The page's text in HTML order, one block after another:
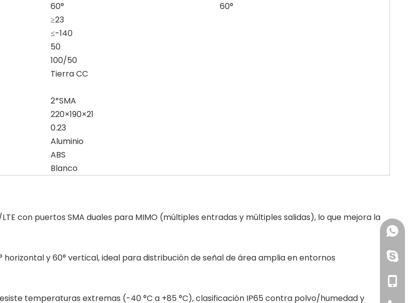
60°
60°
≥23
≤-140
50
100/50
Tierra CC
2*SMA
220×190×21
0.23
Aluminio
ABS
Blanco
con puertos SMA duales para MIMO (múltiples entradas y múltiples salidas), lo que mejora la
horizontal y 60° vertical, ideal para distribución de señal de área amplia en entornos
temperaturas extremas (-40 °C a +85 °C), clasificación IP65 contra polvo/humedad y
+86-
+86-